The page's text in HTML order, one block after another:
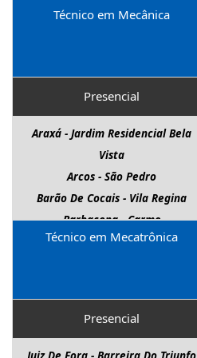
Técnico em Mecânica
Presencial
Araxá - Jardim Residencial Bela
Vista
Arcos - São Pedro
Barão De Cocais - Vila Regina
Barbacena - Carmo
Barroso - Centro
Cláudio - Anel Rodoviário
Conceição Do Mato Dentro -
Técnico em Mecatrônica
Presencial